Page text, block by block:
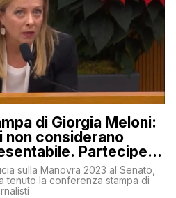
di Giorgia Meloni:
non considerano
Parteciperò
sulla Manovra 2023 al Senato,
tenuto la conferenza stampa di